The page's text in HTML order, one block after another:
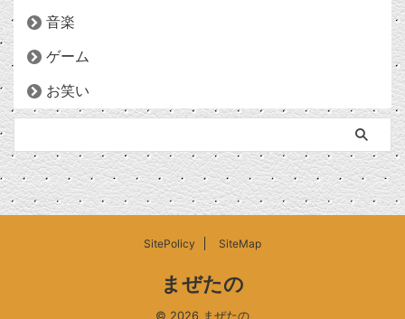
音楽
ゲーム
お笑い
SitePolicy SiteMap
まぜたの
© 2026 まぜたの